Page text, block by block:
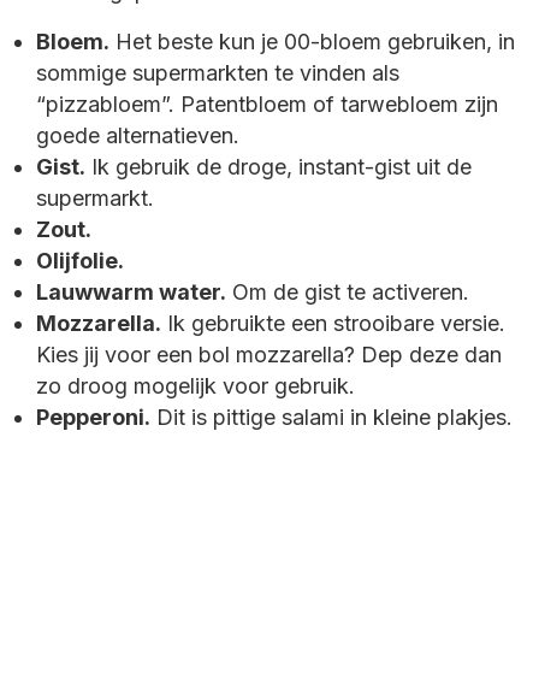
Bloem. Het beste kun je 00-bloem gebruiken, in
sommige supermarkten te vinden als
“pizzabloem”. Patentbloem of tarwebloem zijn
goede alternatieven.
Gist. Ik gebruik de droge, instant-gist uit de
supermarkt.
Zout.
Olijfolie.
Lauwwarm water. Om de gist te activeren.
Mozzarella. Ik gebruikte een strooibare versie.
Kies jij voor een bol mozzarella? Dep deze dan
zo droog mogelijk voor gebruik.
Pepperoni. Dit is pittige salami in kleine plakjes.